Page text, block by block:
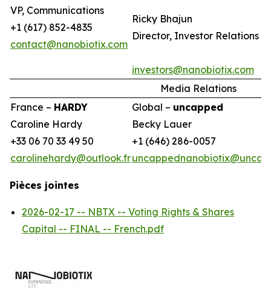
VP, Communications
+1 (617) 852-4835
contact@nanobiotix.com
Ricky Bhajun
Director, Investor Relations
investors@nanobiotix.com
Media Relations
France – HARDY
Caroline Hardy
+33 06 70 33 49 50
carolinehardy@outlook.fr
Global – uncapped
Becky Lauer
+1 (646) 286-0057
Pièces jointes
2026-02-17 -- NBTX -- Voting Rights & Shares
Capital -- FINAL -- French.pdf